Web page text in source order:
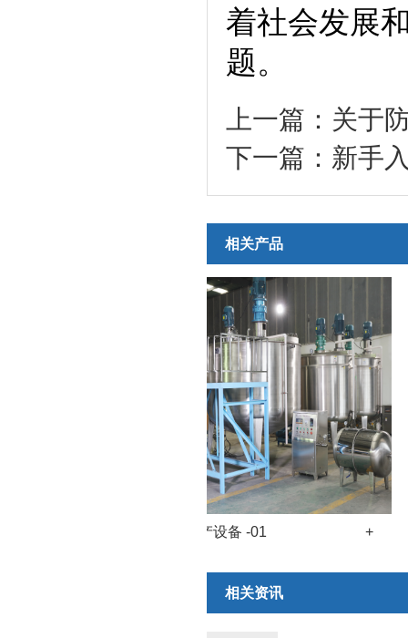
着社会发展
题。
上一篇： 关于
下一篇： 新手
相关产品
洗衣液生产设备 -01
相关资讯